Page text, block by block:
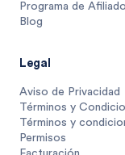
Programa de
Blog
Legal
Aviso de Privacidad
Términos y
Términos y
Permisos